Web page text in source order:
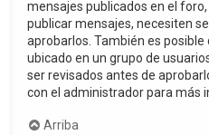
mensajes publicados en el
publicar mensajes, necesiten
aprobarlos. También es
ubicado en un grupo de
ser revisados antes de
con el administrador para más
Arriba